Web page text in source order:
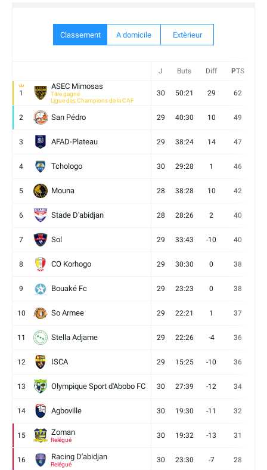
Classement A domicile Extèrieur
J Buts Diff PTS
1
ASEC Mimosas
Titre gagné
Ligue des Champions de la CAF
30 50:21 29 62
2 San Pédro 29 40:30 10 49
3 AFAD-Plateau 29 38:24 14 47
4 Tchologo 30 29:28 1 46
5 Mouna 28 38:28 10 42
6 Stade D'abidjan 28 28:26 2 40
7 Sol 29 33:43 -10 40
8 CO Korhogo 29 30:30 0 38
9 Bouaké Fc 29 23:23 0 38
10 So Armee 29 22:21 1 37
11 Stella Adjame 29 22:26 -4 36
12 ISCA 29 15:25 -10 36
13 Olympique Sport d'Abobo FC 30 27:39 -12 34
14 Agboville 30 19:30 -11 32
15 Zoman
Relégué
30 19:32 -13 31
16 Racing D'abidjan
Relégué
30 23:30 -7 28